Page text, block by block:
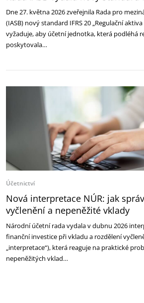
Dne 27. května 2026 zveřejnila Rada pro
(IASB) nový standard IFRS 20 „Regulační aktiva
vyžaduje, aby účetní jednotka, která podléhá
poskytovala…
Účetnictví
Nová interpretace NÚR: jak
vyčlenění a nepeněžité vklady
Národní účetní rada vydala v dubnu 2026
finanční investice při vkladu a rozdělení
„interpretace“), která reaguje na praktické
nepeněžitých vklad…